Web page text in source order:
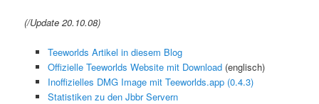
(/Update 20.10.08)
Teeworlds Artikel in diesem Blog
Offizielle Teeworlds Website mit Download(englisch)
Inoffizielles DMG Image mit Teeworlds.app (0.4.3)
Statistiken zu den Jbbr Servern